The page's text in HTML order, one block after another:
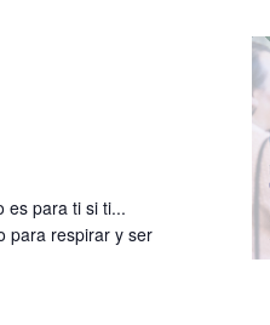
es para ti si ti...
para respirar y ser